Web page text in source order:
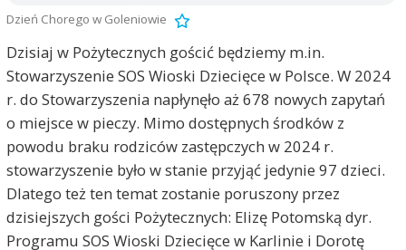
Dzień Chorego w Goleniowie
Dzisiaj w Pożytecznych gościć będziemy m.in.
Stowarzyszenie SOS Wioski Dziecięce w Polsce. W 2024
r. do Stowarzyszenia napłynęło aż 678 nowych zapytań
o miejsce w pieczy. Mimo dostępnych środków z
powodu braku rodziców zastępczych w 2024 r.
stowarzyszenie było w stanie przyjąć jedynie 97 dzieci.
Dlatego też ten temat zostanie poruszony przez
dzisiejszych gości Pożytecznych: Elizę Potomską dyr.
Programu SOS Wioski Dziecięce w Karlinie i Dorotę